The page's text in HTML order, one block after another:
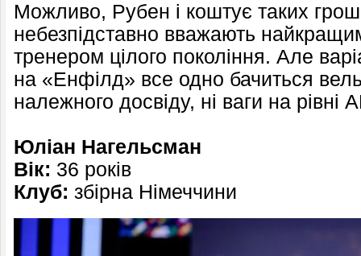
Можливо, Рубен і коштує таких
небезпідставно вважають
тренером цілого покоління. Але
на «Енфілд» все одно бачиться
належного досвіду, ні ваги на
Юліан Нагельсман
Вік: 36 років
Клуб: збірна Німеччини